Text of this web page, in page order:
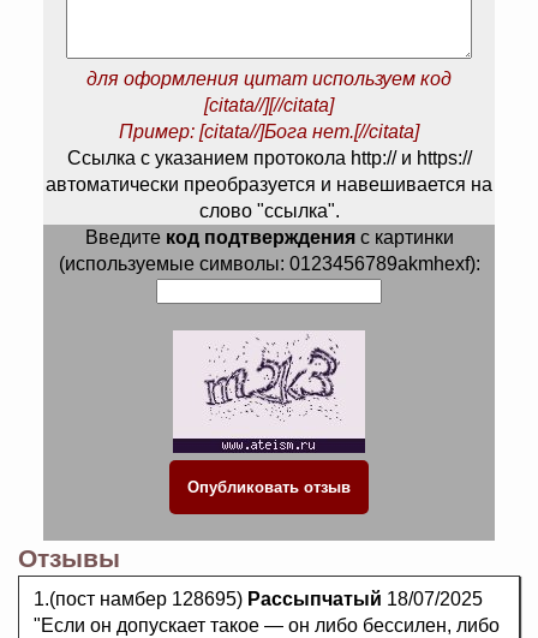
для оформления цитат используем код
[citata//][//citata]
Пример: [citata//]Бога нет.[//citata]
Ссылка с указанием протокола http:// и https://
автоматически преобразуется и навешивается на
слово "ссылка".
Введите код подтвержденияс картинки
(используемые символы: 0123456789akmhexf):
Отзывы
1.(пост намбер 128695) Рассыпчатый 18/07/2025
"Если он допускает такое — он либо бессилен, либо